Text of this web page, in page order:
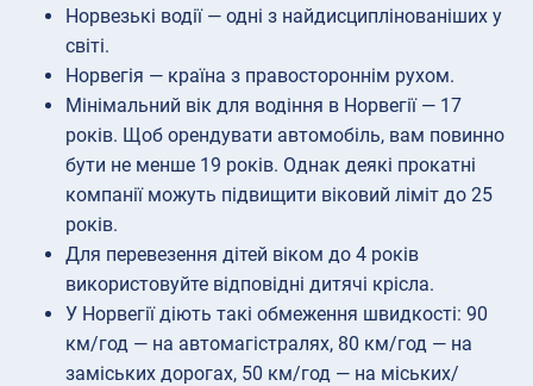
Норвезькі водії — одні з найдисциплінованіших у
світі.
Норвегія — країна з правостороннім рухом.
Мінімальний вік для водіння в Норвегії — 17
років. Щоб орендувати автомобіль, вам повинно
бути не менше 19 років. Однак деякі прокатні
компанії можуть підвищити віковий ліміт до 25
років.
Для перевезення дітей віком до 4 років
використовуйте відповідні дитячі крісла.
У Норвегії діють такі обмеження швидкості: 90
км/год — на автомагістралях, 80 км/год — на
заміських дорогах, 50 км/год — на міських/